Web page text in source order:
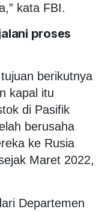
kata FBI.
proses
berikutnya
kapal itu
di Pasifik
berusaha
ke Rusia
Maret 2022,
Departemen